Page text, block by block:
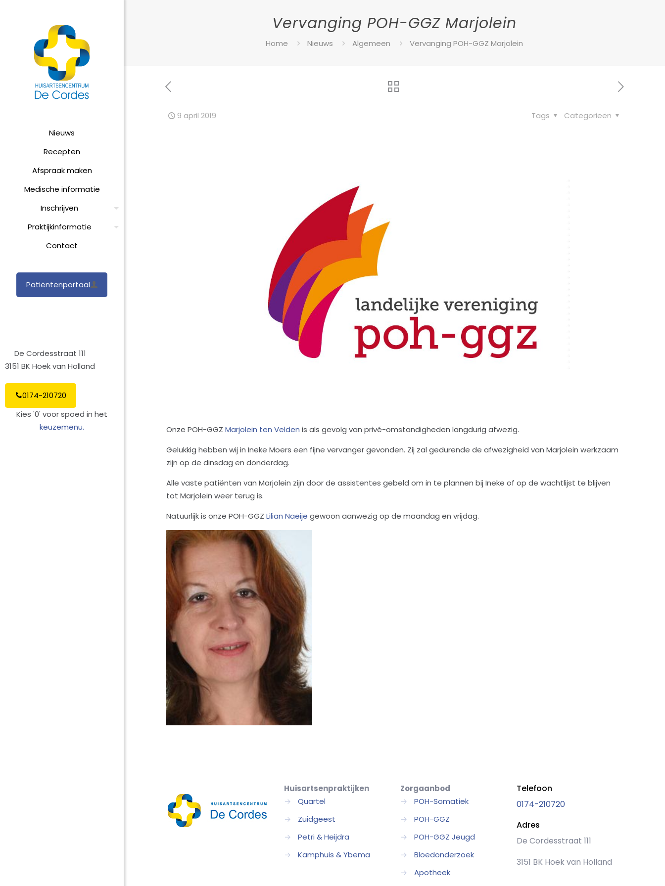
Nieuws
Recepten
Afspraak maken
Medische informatie
Inschrijven
Praktijkinformatie
Contact
Patiëntenportaal
De Cordesstraat 111
3151 BK Hoek van Holland
0174-210720
Kies '0' voor spoed in het
keuzemenu.
Vervanging POH-GGZ Marjolein
Home Nieuws Algemeen Vervanging POH-GGZ Marjolein
9 april 2019 Categorieën
Tags
Onze POH-GGZMarjolein ten Velden is als gevolg van privé-omstandigheden langdurig afwezig.
Gelukkig hebben wij in Ineke Moers een fijne vervanger gevonden. Zij zal gedurende de afwezigheid van Marjolein werkzaam
zijn op de dinsdag en donderdag.
Alle vaste patiënten van Marjolein zijn door de assistentes gebeld om in te plannen bij Ineke of op de wachtlijst te blijven
tot Marjolein weer terug is.
Natuurlijk is onze POH-GGZLilian Naeije gewoon aanwezig op de maandag en vrijdag.
Huisartsenpraktijken
→
Quartel
→
Zuidgeest
→
Petri & Heijdra
→
Kamphuis & Ybema
Zorgaanbod
→
POH-Somatiek
→
POH-GGZ
→
POH-GGZ Jeugd
→
Bloedonderzoek
→
Apotheek
Telefoon
0174-210720
Adres
De Cordesstraat 111
3151 BK Hoek van Holland